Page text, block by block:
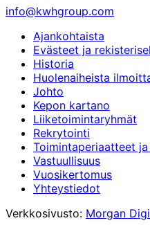
info@kwhgroup.com
Ajankohtaista
Evästeet ja
Historia
Huolenaiheista
Johto
Kepon kartano
Liiketoimintaryhmät
Rekrytointi
Toimintaperiaatteet
Vastuullisuus
Vuosikertomus
Yhteystiedot
Verkkosivusto: Morgan